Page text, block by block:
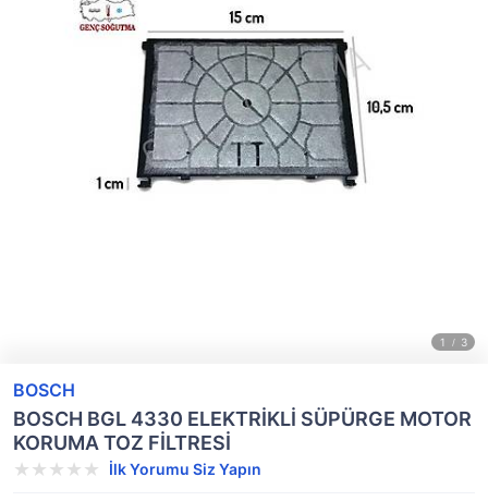
BOSCH
BOSCH BGL 4330 ELEKTRİKLİ SÜPÜRGE MOTOR
KORUMA TOZ FİLTRESİ
İlk Yorumu Siz Yapın